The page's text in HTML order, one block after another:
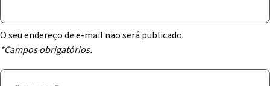
O seu endereço de e-mail não será publicado.
*Campos obrigatórios.